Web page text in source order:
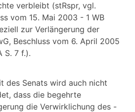
verbleibt (stRspr, vgl.
vom 15. Mai 2003 - 1 WB
zur Verlängerung der
Beschluss vom 6. April 2005
S. 7 f.).
des Senats wird auch nicht
dass die begehrte
die Verwirklichung des -